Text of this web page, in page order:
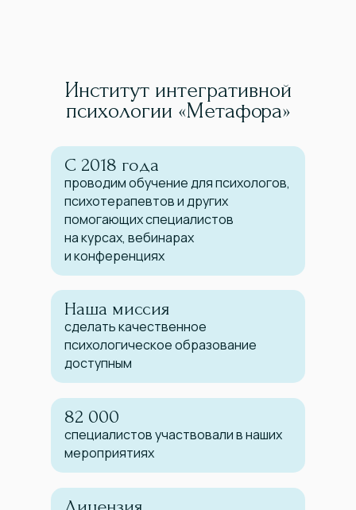
82 000
специалистов участвовали в наших
мероприятиях
С 2018 года
проводим обучение для психологов,
психотерапевтов и других
помогающих специалистов
на курсах, вебинарах
и конференциях
Наша миссия
сделать качественное
психологическое образование
доступным
Институт интегративной
психологии «Метафора»